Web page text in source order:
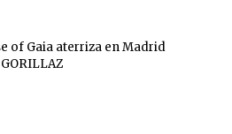
of Gaia aterriza en Madrid